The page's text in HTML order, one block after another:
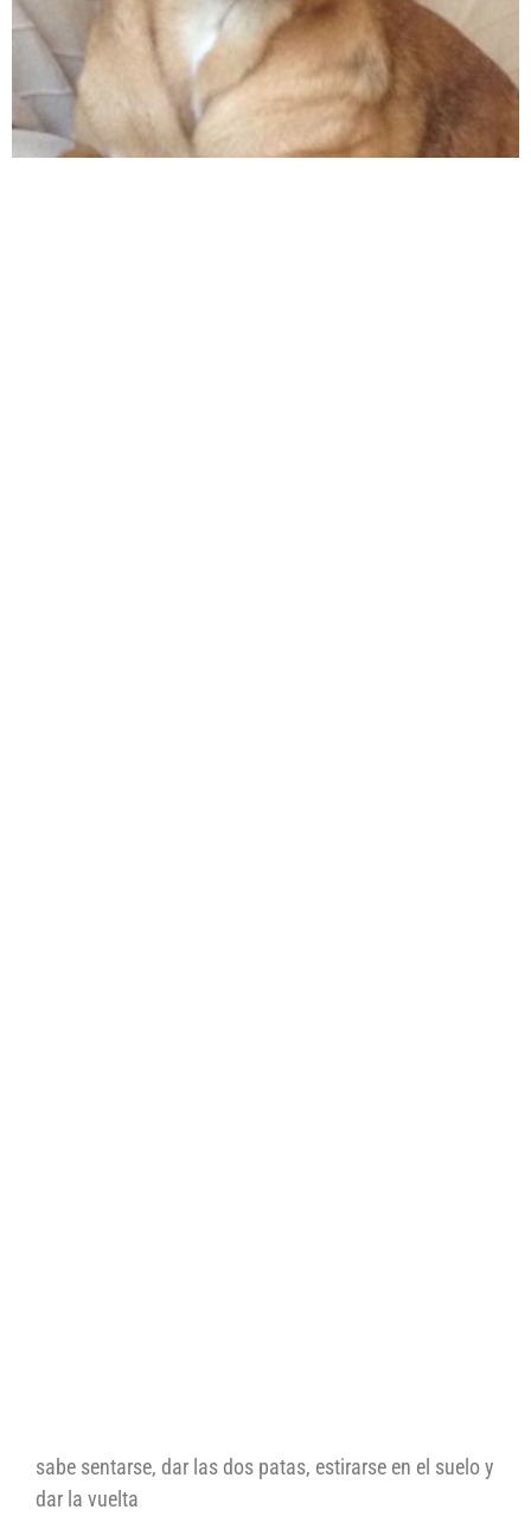
sabe sentarse, dar las dos patas, estirarse en el suelo y
dar la vuelta